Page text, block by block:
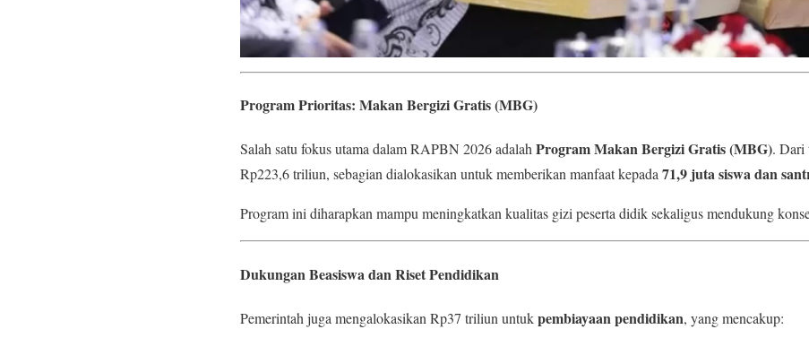
Program Prioritas: Makan Bergizi Gratis (MBG)
Salah satu fokus utama dalam RAPBN 2026 adalahProgram Makan Bergizi Gratis (MBG). Dari
Rp223,6 triliun, sebagian dialokasikan untuk memberikan manfaat kepada71,9 juta siswa dan
Program ini diharapkan mampu meningkatkan kualitas gizi peserta didik sekaligus mendukung
Dukungan Beasiswa dan Riset Pendidikan
Pemerintah juga mengalokasikan Rp37 triliun untukpembiayaan pendidikan, yang mencakup: